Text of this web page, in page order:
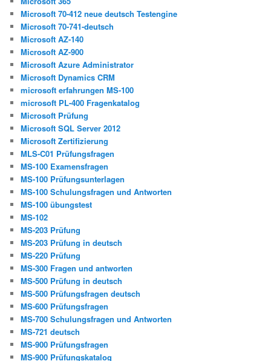
Microsoft 70-412 neue deutsch Testengine
Microsoft 70-741-deutsch
Microsoft AZ-140
Microsoft AZ-900
Microsoft Azure Administrator
Microsoft Dynamics CRM
microsoft erfahrungen MS-100
microsoft PL-400 Fragenkatalog
Microsoft Prüfung
Microsoft SQL Server 2012
Microsoft Zertifizierung
MLS-C01 Prüfungsfragen
MS-100 Examensfragen
MS-100 Prüfungsunterlagen
MS-100 Schulungsfragen und Antworten
MS-100 übungstest
MS-102
MS-203 Prüfung
MS-203 Prüfung in deutsch
MS-220 Prüfung
MS-300 Fragen und antworten
MS-500 Prüfung in deutsch
MS-500 Prüfungsfragen deutsch
MS-600 Prüfungsfragen
MS-700 Schulungsfragen und Antworten
MS-721 deutsch
MS-900 Prüfungsfragen
MS-900 Prüfungskatalog